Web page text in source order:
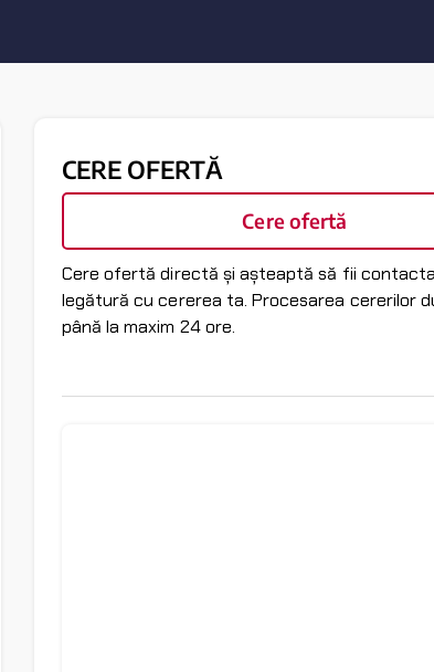
CERE OFERTĂ
Cere ofertă
Cere ofertă directă și așteaptă să fii
legătură cu cererea ta. Procesarea cererilor
până la maxim 24 ore.